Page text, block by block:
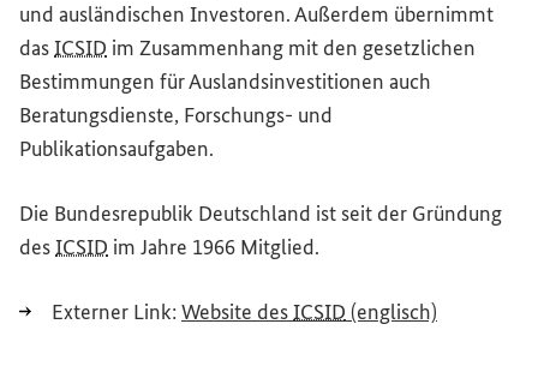
und ausländischen Investoren. Außerdem übernimmt
dasICSID im Zusammenhang mit den gesetzlichen
Bestimmungen für Auslandsinvestitionen auch
Beratungsdienste, Forschungs- und
Publikationsaufgaben.
Die Bundesrepublik Deutschland ist seit der Gründung
desICSID im Jahre 1966 Mitglied.
Externer Link:Website desICSID (englisch)